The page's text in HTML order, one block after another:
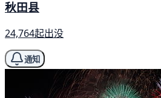
秋田县
24,764起出没
通知